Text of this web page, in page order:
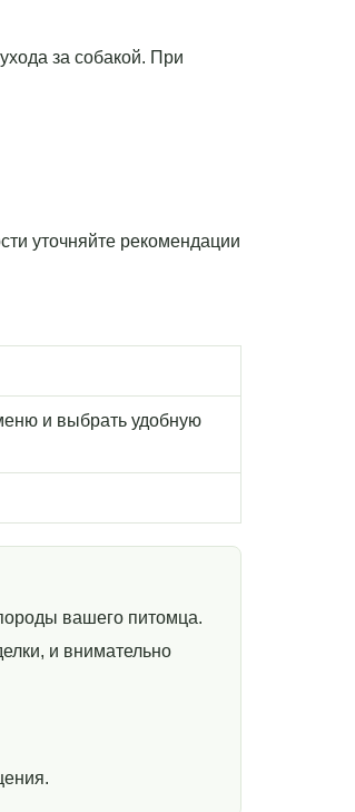
за собакой. При
уточняйте рекомендации
и выбрать удобную
вашего питомца.
и внимательно